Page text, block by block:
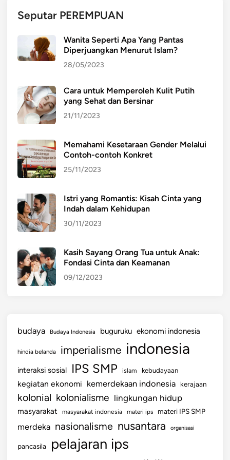
S
p
i
a
d
i
o
Seputar PEREMPUAN
Wanita Seperti Apa Yang Pantas
Diperjuangkan Menurut Islam?
28/05/2023
Cara untuk Memperoleh Kulit Putih
yang Sehat dan Bersinar
21/11/2023
Memahami Kesetaraan Gender Melalui
Contoh-contoh Konkret
25/11/2023
Istri yang Romantis: Kisah Cinta yang
Indah dalam Kehidupan
30/11/2023
Kasih Sayang Orang Tua untuk Anak:
Fondasi Cinta dan Keamanan
09/12/2023
budaya Budaya Indonesia buguruku ekonomi indonesia
hindia belanda imperialisme indonesia
interaksi sosial IPS SMP islam kebudayaan
kegiatan ekonomi kemerdekaan indonesia kerajaan
kolonial kolonialisme lingkungan hidup
masyarakat masyarakat indonesia materi ips materi IPS SMP
merdeka nasionalisme nusantara organisasi
pancasila
pelajaran ips